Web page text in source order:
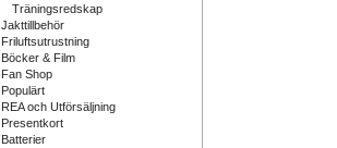
Träningsredskap
Jakttillbehör
Friluftsutrustning
Böcker & Film
Fan Shop
Populärt
REA och Utförsäljning
Presentkort
Batterier